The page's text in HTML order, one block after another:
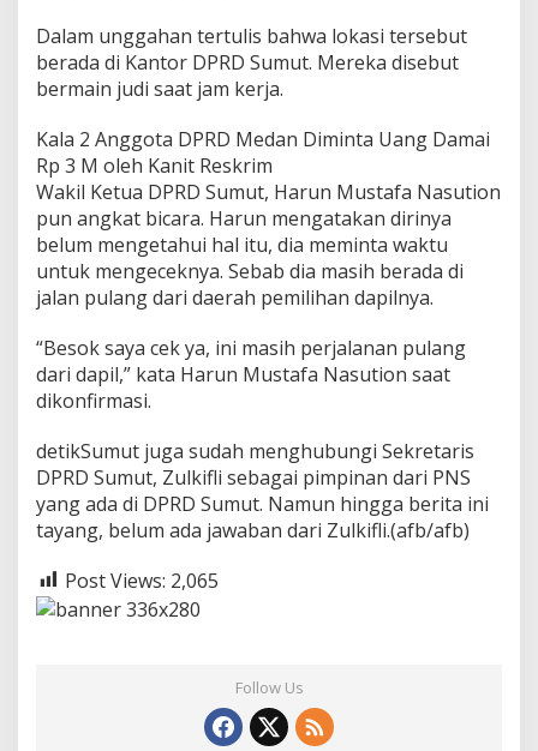
Dalam unggahan tertulis bahwa lokasi tersebut
berada di Kantor DPRD Sumut. Mereka disebut
bermain judi saat jam kerja.
Kala 2 Anggota DPRD Medan Diminta Uang Damai
Rp 3 M oleh Kanit Reskrim
Wakil Ketua DPRD Sumut, Harun Mustafa Nasution
pun angkat bicara. Harun mengatakan dirinya
belum mengetahui hal itu, dia meminta waktu
untuk mengeceknya. Sebab dia masih berada di
jalan pulang dari daerah pemilihan dapilnya.
“Besok saya cek ya, ini masih perjalanan pulang
dari dapil,” kata Harun Mustafa Nasution saat
dikonfirmasi.
detikSumut juga sudah menghubungi Sekretaris
DPRD Sumut, Zulkifli sebagai pimpinan dari PNS
yang ada di DPRD Sumut. Namun hingga berita ini
tayang, belum ada jawaban dari Zulkifli.(afb/afb)
Post Views: 2,065
Follow Us